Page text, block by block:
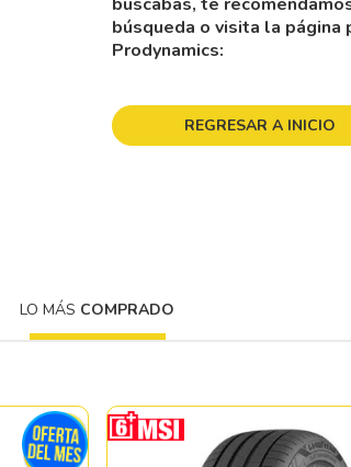
búsqueda o visita la página
Prodynamics:
REGRESAR A INICIO
LO MÁS COMPRADO